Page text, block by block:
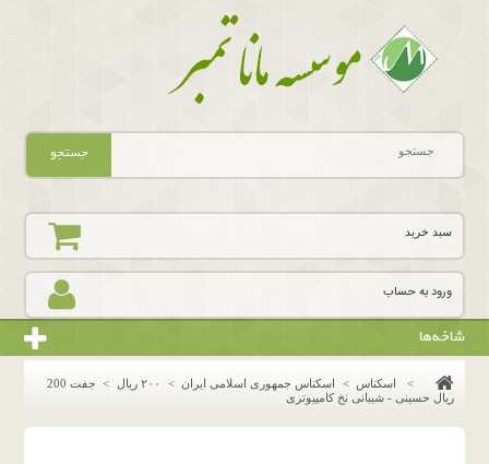
ورود به حساب
سبد خرید
جستجو
شاخه‌ها
> اسکناس > اسکناس جمهوری اسلامی ایران > ٢٠٠ ريال >
جفت 200
ریال حسینی - شیبانی نخ کامپیوتری